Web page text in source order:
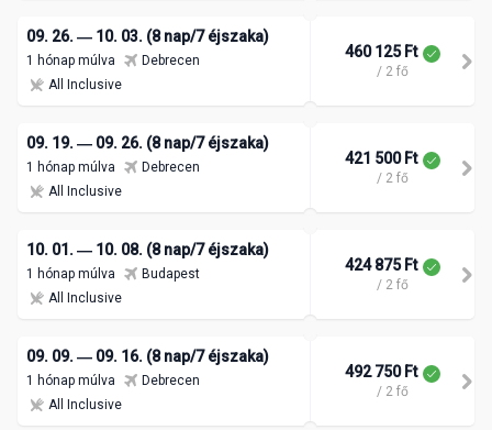
09. 26. ― 10. 03. (8 nap/7 éjszaka)
1 hónap múlva
Debrecen
All Inclusive
460 125 Ft
/ 2 fő
09. 19. ― 09. 26. (8 nap/7 éjszaka)
1 hónap múlva
Debrecen
All Inclusive
421 500 Ft
/ 2 fő
10. 01. ― 10. 08. (8 nap/7 éjszaka)
1 hónap múlva
Budapest
All Inclusive
424 875 Ft
/ 2 fő
09. 09. ― 09. 16. (8 nap/7 éjszaka)
1 hónap múlva
Debrecen
All Inclusive
492 750 Ft
/ 2 fő